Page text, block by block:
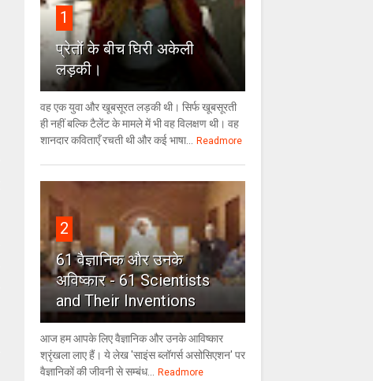
1
प्रेतों के बीच घिरी अकेली
लड़की।
वह एक युवा और खूबसूरत लड़की थी। सिर्फ खूबसूरती
ही नहीं बल्कि टैलेंट के मामले में भी वह विलक्षण थी। वह
शानदार कविताएँ रचती थी और कई भाषा...
Readmore
2
61 वैज्ञानिक और उनके
अविष्कार - 61 Scientists
and Their Inventions
आज हम आपके लिए वैज्ञानिक और उनके आविष्कार
श्रृंखला लाए हैं। ये लेख 'साइंस ब्लॉगर्स असोसिएशन' पर
वैज्ञा‍निकों की जीवनी से सम्बंध...
Readmore